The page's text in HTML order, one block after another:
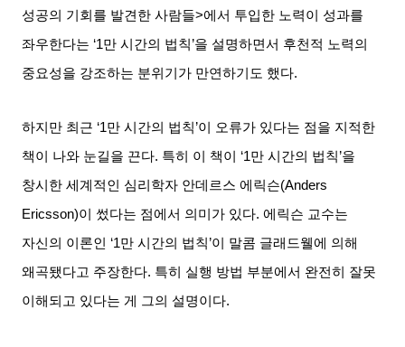
성공의 기회를 발견한 사람들>에서 투입한 노력이 성과를
좌우한다는 ‘1만 시간의 법칙’을 설명하면서 후천적 노력의
중요성을 강조하는 분위기가 만연하기도 했다.
하지만 최근 ‘1만 시간의 법칙’이 오류가 있다는 점을 지적한
책이 나와 눈길을 끈다. 특히 이 책이 ‘1만 시간의 법칙’을
창시한 세계적인 심리학자 안데르스 에릭슨(Anders
Ericsson)이 썼다는 점에서 의미가 있다.에릭슨 교수는
자신의 이론인
‘1만 시간의 법칙’이 말콤 글래드웰에 의해
왜곡됐다고 주장한다. 특히 실행 방법 부분에서 완전히 잘못
이해되고 있다는 게 그의 설명이다.